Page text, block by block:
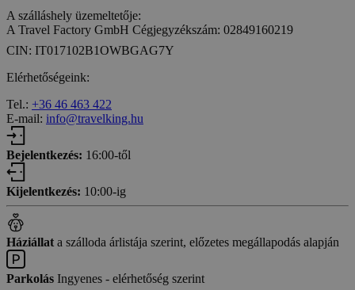
A szálláshely üzemeltetője:
A Travel Factory GmbH Cégjegyzékszám: 02849160219
CIN: IT017102B1OWBGAG7Y
Elérhetőségeink:
Tel.: +36 46 463 422
E-mail: info@travelking.hu
Bejelentkezés: 16:00-től
Kijelentkezés: 10:00-ig
Háziállat a szálloda árlistája szerint, előzetes megállapodás alapján
Parkolás Ingyenes - elérhetőség szerint